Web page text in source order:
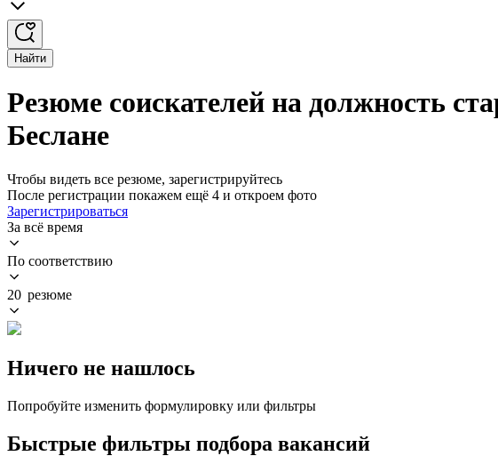
Найти
Резюме соискателей на должность
Беслане
Чтобы видеть все резюме, зарегистрируйтесь
После регистрации покажем ещё 4 и откроем фото
Зарегистрироваться
За всё время
По соответствию
20 резюме
Ничего не нашлось
Попробуйте изменить формулировку или фильтры
Быстрые фильтры подбора вакансий